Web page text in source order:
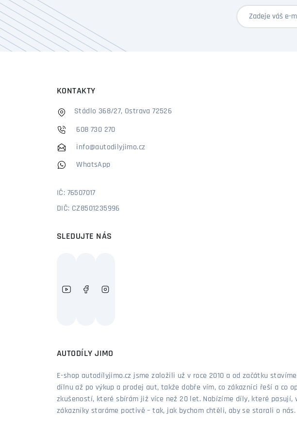
KONTAKTY
Stádlo 368/27, Ostrava 72526
608 730 270
info@autodilyjimo.cz
WhatsApp
IČ: 76507017
DIČ: CZ8501235996
SLEDUJTE NÁS
AUTODÍLY JIMO
E-shop autodílyjimo.cz jsme založili už v roce 2010 a od začátku
dílnu až po výkup a prodej aut, takže dobře vím, co zákazníci řeší a co
zkušeností, které sbírám již více než 20 let. Nabízíme díly, které
zákazníky staráme poctivě – tak, jak bychom chtěli, aby se starali o nás.